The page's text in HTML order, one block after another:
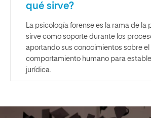
qué sirve?
La psicología forense es la rama de la
sirve como soporte durante los
aportando sus conocimientos sobre el
comportamiento humano para
jurídica.